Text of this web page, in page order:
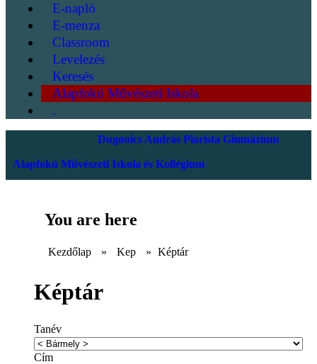
E-napló
E-menza
Classroom
Levelezés
Keresés
Alapfokú Művészeti Iskola
.
Dugonics András Piarista Gimnázium
Alapfokú Művészeti Iskola és Kollégium
You are here
Kezdőlap » Kep » Képtár
Képtár
Tanév
Cím